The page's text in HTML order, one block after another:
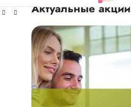
Актуальные акции